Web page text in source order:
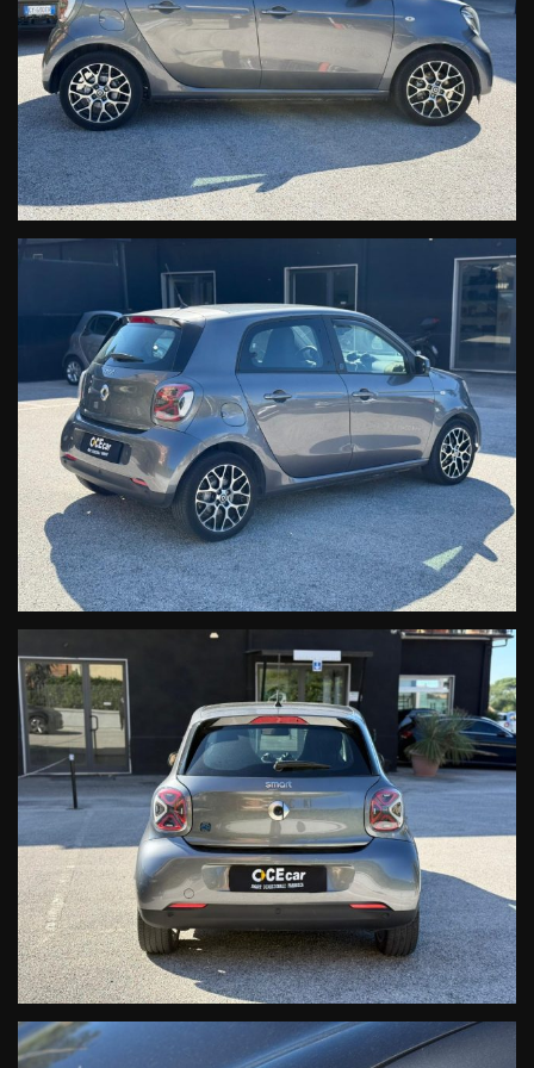
Ufficio Ricambi Originali smart:
Postmaster@cecarsrl.com
SMART CECAR Srl
Rete Ufficiale Smart Service
Vendita-Assistenza Ricambi
Le informazioni relative alla vettura, alla documentazione e ai servizi
collegati, per quanto accurate, possono tuttavia contenere errori o
imprecisioni. Quanto descritto non ha pertanto valore contrattuale
ma solo informativo. L'onere di verifica e' riservato all' acquirente.
Nella impossibilita' di un continuo aggiornamento, i prezzi sono da
considerarsi indicativi e non comprendono eventuali migliorie
apportate in seguito.
* L'estensione della garanzia, del secondo e terzo anno,è un
prodotto di vendita soggetto ad importi ed a tariffazione differente,
in base all'anzianietà ed al modello di vettura predefinita.